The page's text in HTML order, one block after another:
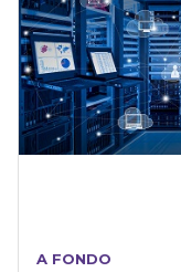
A FONDO